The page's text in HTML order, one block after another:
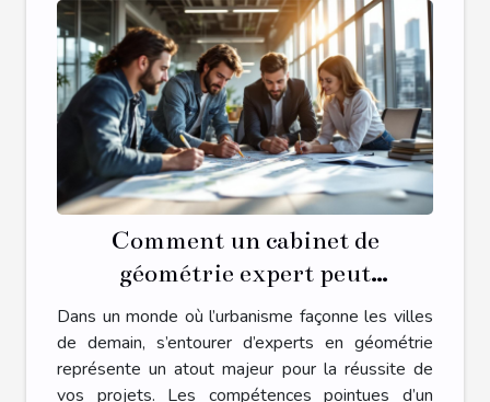
Comment un cabinet de
géométrie expert peut
transformer votre projet
d'urbanisme ?
Dans un monde où l’urbanisme façonne les villes
de demain, s’entourer d’experts en géométrie
représente un atout majeur pour la réussite de
vos projets. Les compétences pointues d’un